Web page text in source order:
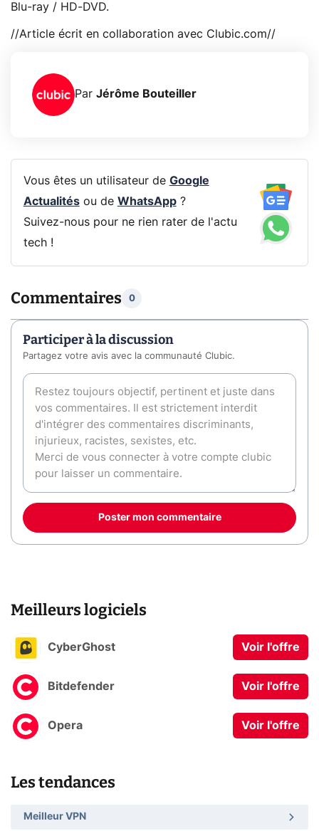
Blu-ray / HD-DVD.
//Article écrit en collaboration avec Clubic.com//
Par Jérôme Bouteiller
Vous êtes un utilisateur de Google
Actualitésou de WhatsApp?
Suivez-nous pour ne rien rater de l'actu
tech !
Commentaires 0
Participer à la discussion
Partagez votre avis avec la communauté Clubic.
Poster mon commentaire
Meilleurs logiciels
CyberGhost Voir l'offre
Bitdefender Voir l'offre
Opera Voir l'offre
Les tendances
Meilleur VPN